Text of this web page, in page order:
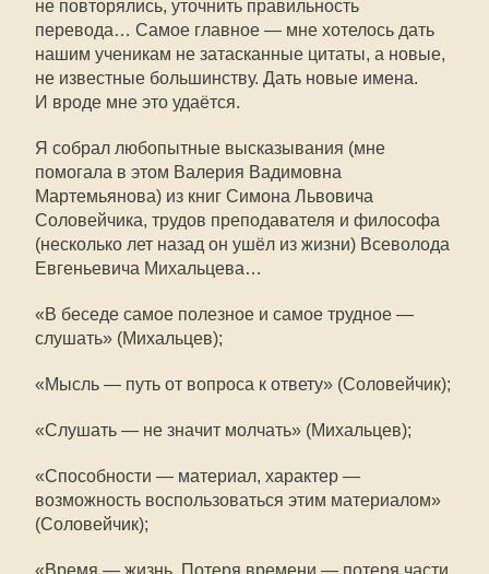
не повторялись, уточнить правильность
перевода… Самое главное — мне хотелось дать
нашим ученикам не затасканные цитаты, а новые,
не известные большинству. Дать новые имена.
И вроде мне это удаётся.
Я собрал любопытные высказывания (мне
помогала в этом Валерия Вадимовна
Мартемьянова) из книг Симона Львовича
Соловейчика, трудов преподавателя и философа
(несколько лет назад он ушёл из жизни) Всеволода
Евгеньевича Михальцева…
«В беседе самое полезное и самое трудное —
слушать» (Михальцев);
«Мысль — путь от вопроса к ответу» (Соловейчик);
«Слушать — не значит молчать» (Михальцев);
«Способности — материал, характер —
возможность воспользоваться этим материалом»
(Соловейчик);
«Время — жизнь. Потеря времени — потеря части